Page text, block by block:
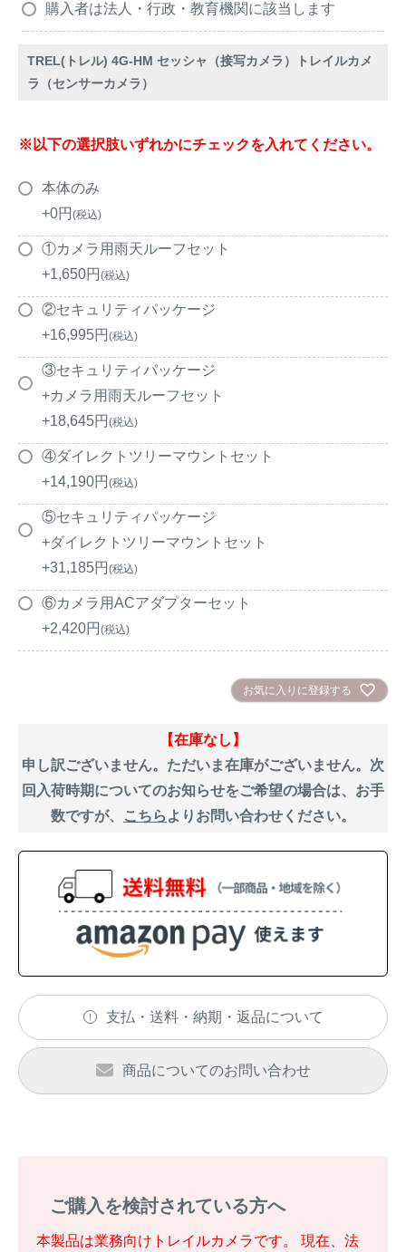
購入者は法人・行政・教育機関に該当します
TREL(トレル) 4G-HM セッシャ（接写カメラ）トレイルカメ
ラ（センサーカメラ）
※以下の選択肢いずれかにチェックを入れてください。
本体のみ
+0 税込
①カメラ用雨天ルーフセット
+1,650 税込
②セキュリティパッケージ
+16,995 税込
③セキュリティパッケージ
+カメラ用雨天ルーフセット
+18,645 税込
④ダイレクトツリーマウントセット
+14,190 税込
⑤セキュリティパッケージ
+ダイレクトツリーマウントセット
+31,185 税込
⑥カメラ用ACアダプターセット
+2,420 税込
お気に入りに登録する
【在庫なし】
申し訳ございません。ただいま在庫がございません。次
回入荷時期についてのお知らせをご希望の場合は、お手
数ですが、
こちら よりお問い合わせください。
支払・送料・納期・返品について
商品についてのお問い合わせ
ご購入を検討されている方へ
本製品は業務向けトレイルカメラです。 現在、法